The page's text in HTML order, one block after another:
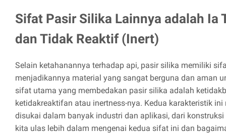
Sifat Pasir Silika Lainnya adalah Ia
dan Tidak Reaktif (Inert)
Selain ketahanannya terhadap api, pasir silika memiliki
menjadikannya material yang sangat berguna dan aman
sifat utama yang membedakan pasir silika adalah
ketidakreaktifan atau inertness-nya. Kedua karakteristik
disukai dalam banyak industri dan aplikasi, dari
kita ulas lebih dalam mengenai kedua sifat ini dan